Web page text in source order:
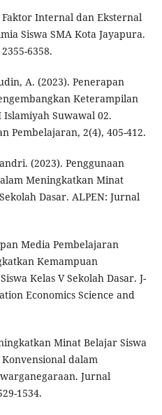
Faktor Internal dan Eksternal
Siswa SMA Kota Jayapura.
6358.
A. (2023). Penerapan
Keterampilan
Suwawal 02.
Pembelajaran, 2(4), 405-412.
(2023). Penggunaan
Meningkatkan Minat
Dasar. ALPEN: Jurnal
Media Pembelajaran
Kemampuan
Kelas V Sekolah Dasar. J-
Economics Science and
Minat Belajar Siswa
dalam
Jurnal
1534.